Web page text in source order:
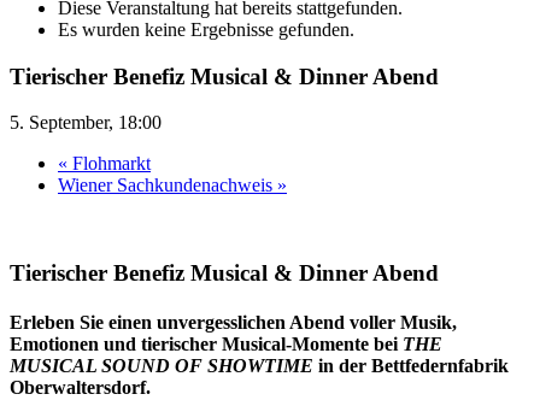
Diese Veranstaltung hat bereits stattgefunden.
Es wurden keine Ergebnisse gefunden.
Tierischer Benefiz Musical & Dinner Abend
5. September, 18:00
« Flohmarkt
Wiener Sachkundenachweis »
Tierischer Benefiz Musical & Dinner Abend
Erleben Sie einen unvergesslichen Abend voller Musik,
Emotionen und tierischer Musical-Momente bei THE
MUSICAL SOUND OF SHOWTIME in der Bettfedernfabrik
Oberwaltersdorf.